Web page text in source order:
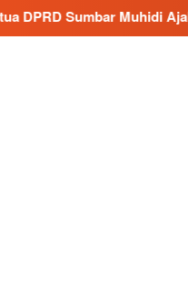
Ajak Tokoh